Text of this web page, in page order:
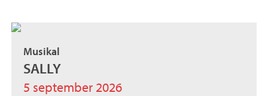
Musikal
SALLY
5 september 2026